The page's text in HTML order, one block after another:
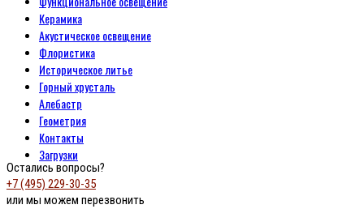
Керамика
Акустическое освещение
Флористика
Историческое литье
Горный хрусталь
Алебастр
Геометрия
Контакты
Загрузки
Остались вопросы?
+7 (495) 229-30-35
или мы можем перезвонить